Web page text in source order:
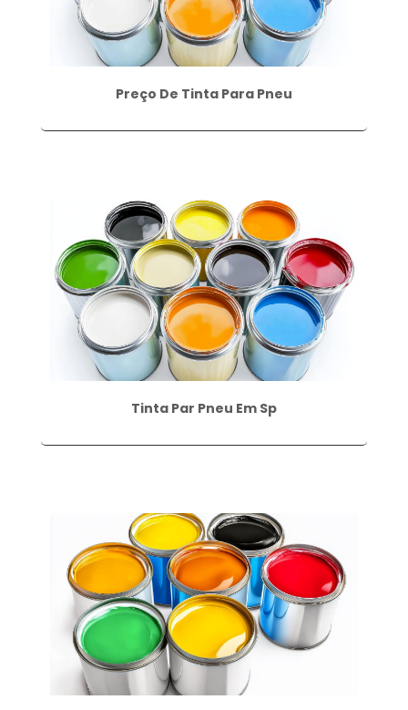
Preço De Tinta Para Pneu
Tinta Par Pneu Em Sp